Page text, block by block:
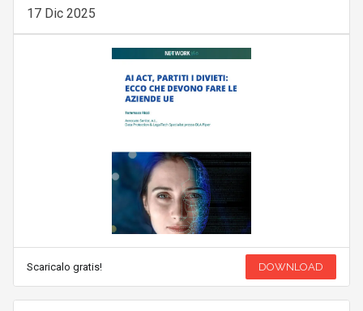
17 Dic 2025
Scaricalo gratis! DOWNLOAD